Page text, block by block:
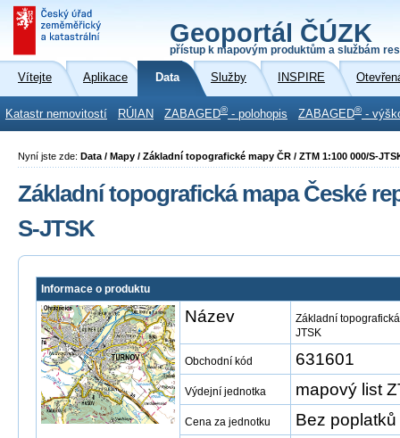
Geoportál ČÚZK
přístup k mapovým produktům a službám
Vítejte Aplikace Data Služby INSPIRE
Katastr nemovitostí RÚIAN ZABAGED® - polohopis ZABAGED® -
Nyní jste zde: Data / Mapy / Základní topografické mapy ČR / ZTM 1:100 000/S-
Základní topografická mapa České
S-JTSK
Informace o produktu
Název
Základní
JTSK
Obchodní kód 631601
Výdejní jednotka mapový list
Cena za jednotku Bez poplatků